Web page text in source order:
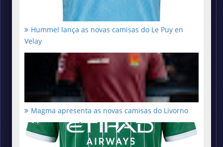
Hummel lança as novas camisas do Le Puy en
Velay
Magma apresenta as novas camisas do Livorno